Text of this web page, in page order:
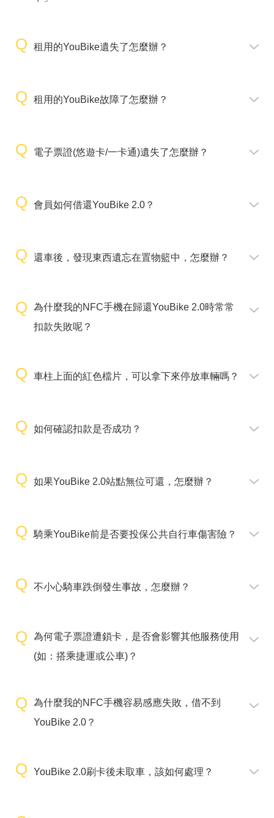
租用的YouBike遺失了怎麼辦？
租用的YouBike故障了怎麼辦？
電子票證(悠遊卡/一卡通)遺失了怎麼辦？
會員如何借還YouBike 2.0？
還車後，發現東西遺忘在置物籃中，怎麼辦？
為什麼我的NFC手機在歸還YouBike 2.0時常常
扣款失敗呢？
車柱上面的紅色檔片，可以拿下來停放車輛嗎？
如何確認扣款是否成功？
如果YouBike 2.0站點無位可還，怎麼辦？
騎乘YouBike前是否要投保公共自行車傷害險？
不小心騎車跌倒發生事故，怎麼辦？
為何電子票證遭鎖卡，是否會影響其他服務使用
(如：搭乘捷運或公車)？
為什麼我的NFC手機容易感應失敗，借不到
YouBike 2.0？
YouBike 2.0刷卡後未取車，該如何處理？